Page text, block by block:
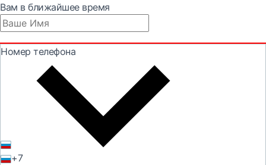
Вам в ближайшее время
Номер телефона
+7